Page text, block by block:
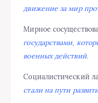
движение за мир
Мирное
государствами,
военных действий.
Социалистический
стали на пути